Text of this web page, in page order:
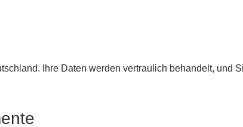
Ihre Daten werden vertraulich behandelt, und